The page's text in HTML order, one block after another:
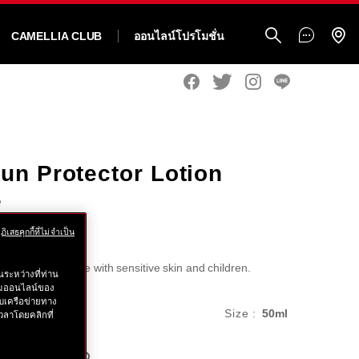
CAMELLIA CLUB ออนไลน์โปรโมชั่น
Protector Lotion
lotion for those with sensitive skin and children.
th/shiseido-
แบบ
Size : 50ml
ระหว่างที่ท่าน
ออนไลน์ของ
ครือข่ายทาง
ลาโดยคลิกที่
เสธคุกกี้ที่ไม่จำเป็น